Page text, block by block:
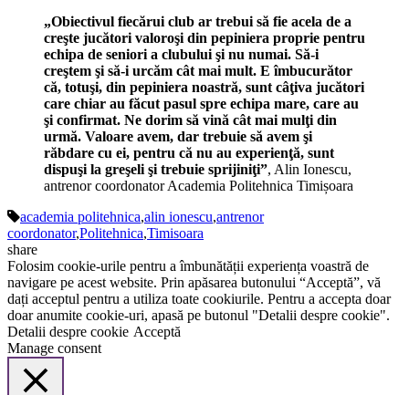
„Obiectivul fiecărui club ar trebui să fie acela de a
creşte jucători valoroşi din pepiniera proprie pentru
echipa de seniori a clubului şi nu numai. Să-i
creştem şi să-i urcăm cât mai mult. E îmbucurător
că, totuşi, din pepiniera noastră, sunt câţiva jucători
care chiar au făcut pasul spre echipa mare, care au
şi confirmat. Ne dorim să vină cât mai mulţi din
urmă. Valoare avem, dar trebuie să avem şi
răbdare cu ei, pentru că nu au experienţă, sunt
dispuşi la greşeli şi trebuie sprijiniţi”, Alin Ionescu,
antrenor coordonator Academia Politehnica Timișoara
academia politehnica,alin ionescu,antrenor
coordonator,Politehnica,Timisoara
share
Folosim cookie-urile pentru a îmbunătății experiența voastră de
navigare pe acest website. Prin apăsarea butonului “Acceptă”, vă
dați acceptul pentru a utiliza toate cookiurile. Pentru a accepta doar
doar anumite cookie-uri, apasă pe butonul "Detalii despre cookie".
Detalii despre cookie Acceptă
Manage consent